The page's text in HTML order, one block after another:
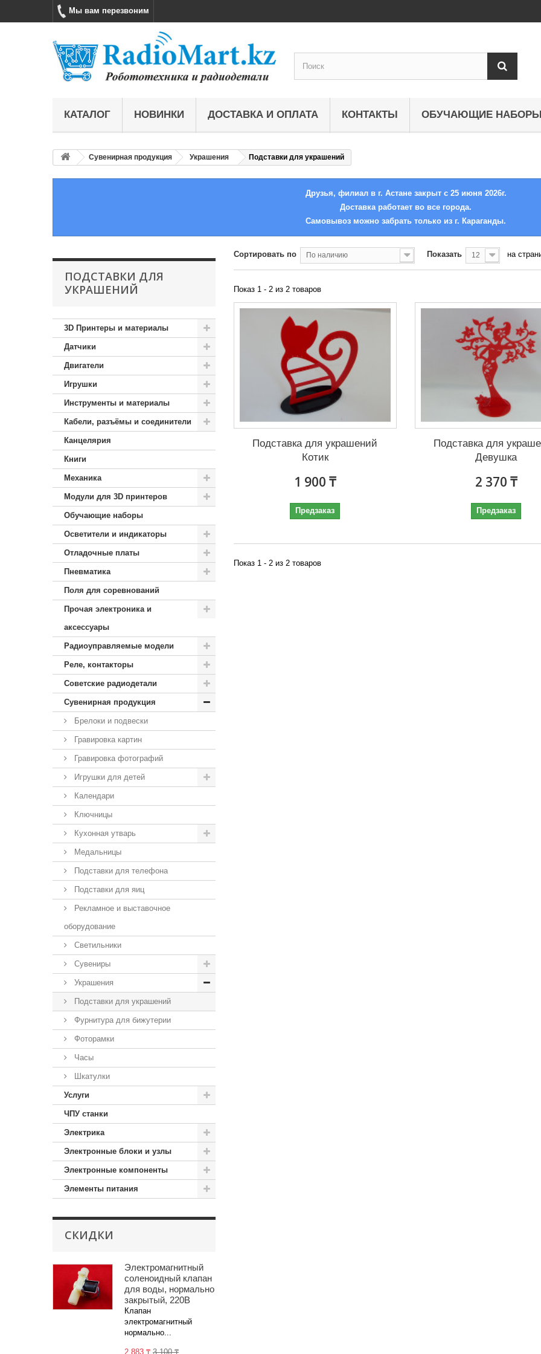
Мы вам перезвоним
КАТАЛОГ НОВИНКИ ДОСТАВКА И ОПЛАТА КОНТАКТЫ ОБУЧАЮЩИЕ
Сувенирная продукция Украшения Подставки для украшений
Друзья, филиал в г. Астане закрыт с 25 июня 2026г.
Доставка работает во все города.
Самовывоз можно забрать только из г. Караганды.
ПОДСТАВКИ ДЛЯ
УКРАШЕНИЙ
3D Принтеры и материалы
Датчики
Двигатели
Игрушки
Инструменты и материалы
Кабели, разъёмы и соединители
Канцелярия
Книги
Механика
Модули для 3D принтеров
Обучающие наборы
Осветители и индикаторы
Отладочные платы
Пневматика
Поля для соревнований
Прочая электроника и
аксессуары
Радиоуправляемые модели
Реле, контакторы
Советские радиодетали
Сувенирная продукция
Брелоки и подвески
Гравировка картин
Гравировка фотографий
Игрушки для детей
Календари
Ключницы
Кухонная утварь
Медальницы
Подставки для телефона
Подставки для яиц
Рекламное и выставочное
оборудование
Светильники
Сувениры
Украшения
Подставки для украшений
Фурнитура для бижутерии
Фоторамки
Часы
Шкатулки
Услуги
ЧПУ станки
Электрика
Электронные блоки и узлы
Электронные компоненты
Элементы питания
СКИДКИ
Электромагнитный
соленоидный клапан
для воды, нормально
закрытый, 220В
Клапан
электромагнитный
нормально...
2 883 ₸ 3 100 ₸
Сортировать по По наличию Показать 12 на
Показ 1 - 2 из 2 товаров
Подставка для украшений
Котик
1 900 ₸
Предзаказ
Подставка для
Девушка
2 370 ₸
Предзаказ
Показ 1 - 2 из 2 товаров